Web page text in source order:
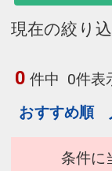
現在の絞り
0 件中 0件表
おすすめ順
条件に